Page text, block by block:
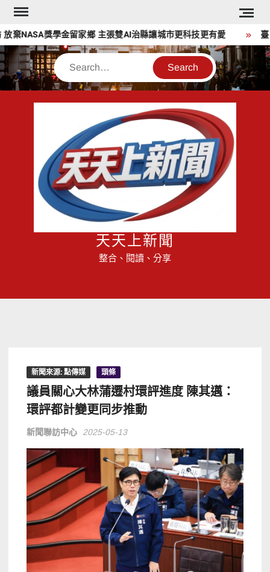
Skip
contentNASA獎學金留家鄉 主張雙AI治縣讓城市更科技更有愛 臺
Search
天天上新聞
整合、閱讀、分享
新聞來源: 點傳媒 頭條
議員關心大林蒲遷村環評進度 陳其邁：
環評都計變更同步推動
新聞聯訪中心 2025-05-13